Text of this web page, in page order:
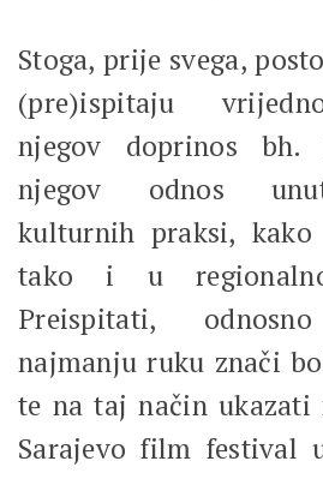
Stoga, prije svega,
(pre)ispitaju
njegov doprinos
njegov odnos
kulturnih praksi,
tako i u
Preispitati,
najmanju ruku znači
te na taj način ukazati
Sarajevo film festival